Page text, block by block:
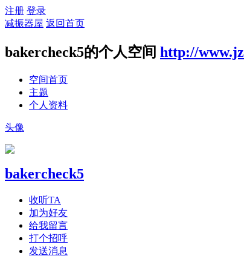
注册 登录
减振器屋 返回首页
bakercheck5的个人空间 http://
空间首页
主题
个人资料
头像
bakercheck5
收听TA
加为好友
给我留言
打个招呼
发送消息